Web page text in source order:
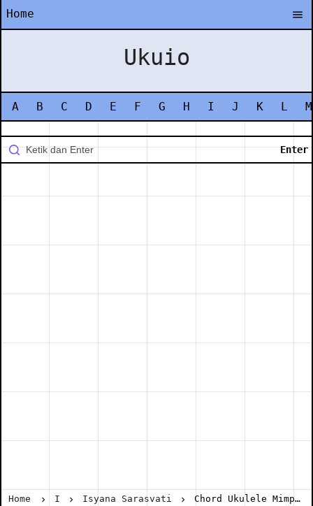
Home
Ukuio
A B C D E F G H I J K L M
Home I Isyana Sarasvati Chord Ukulele Mimpi - Isyana Sarasvati